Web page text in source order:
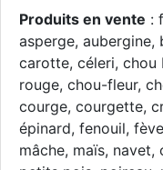
Produits en vente :
asperge,
carotte, céleri, chou
rouge, chou-fleur,
courge, courgette,
épinard, fenouil,
mâche, maïs,